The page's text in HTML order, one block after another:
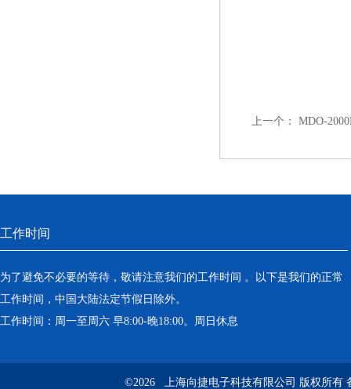
上一个： MDO-
工作时间
为了避免不必要的等待，敬请注意我们的工作时间 。以下是我们的正常
工作时间，中国大陆法定节假日除外。
工作时间：周一至周六 早8:00-晚18:00。周日休息
©2026 上海向捷电子科技有限公司 版权所有